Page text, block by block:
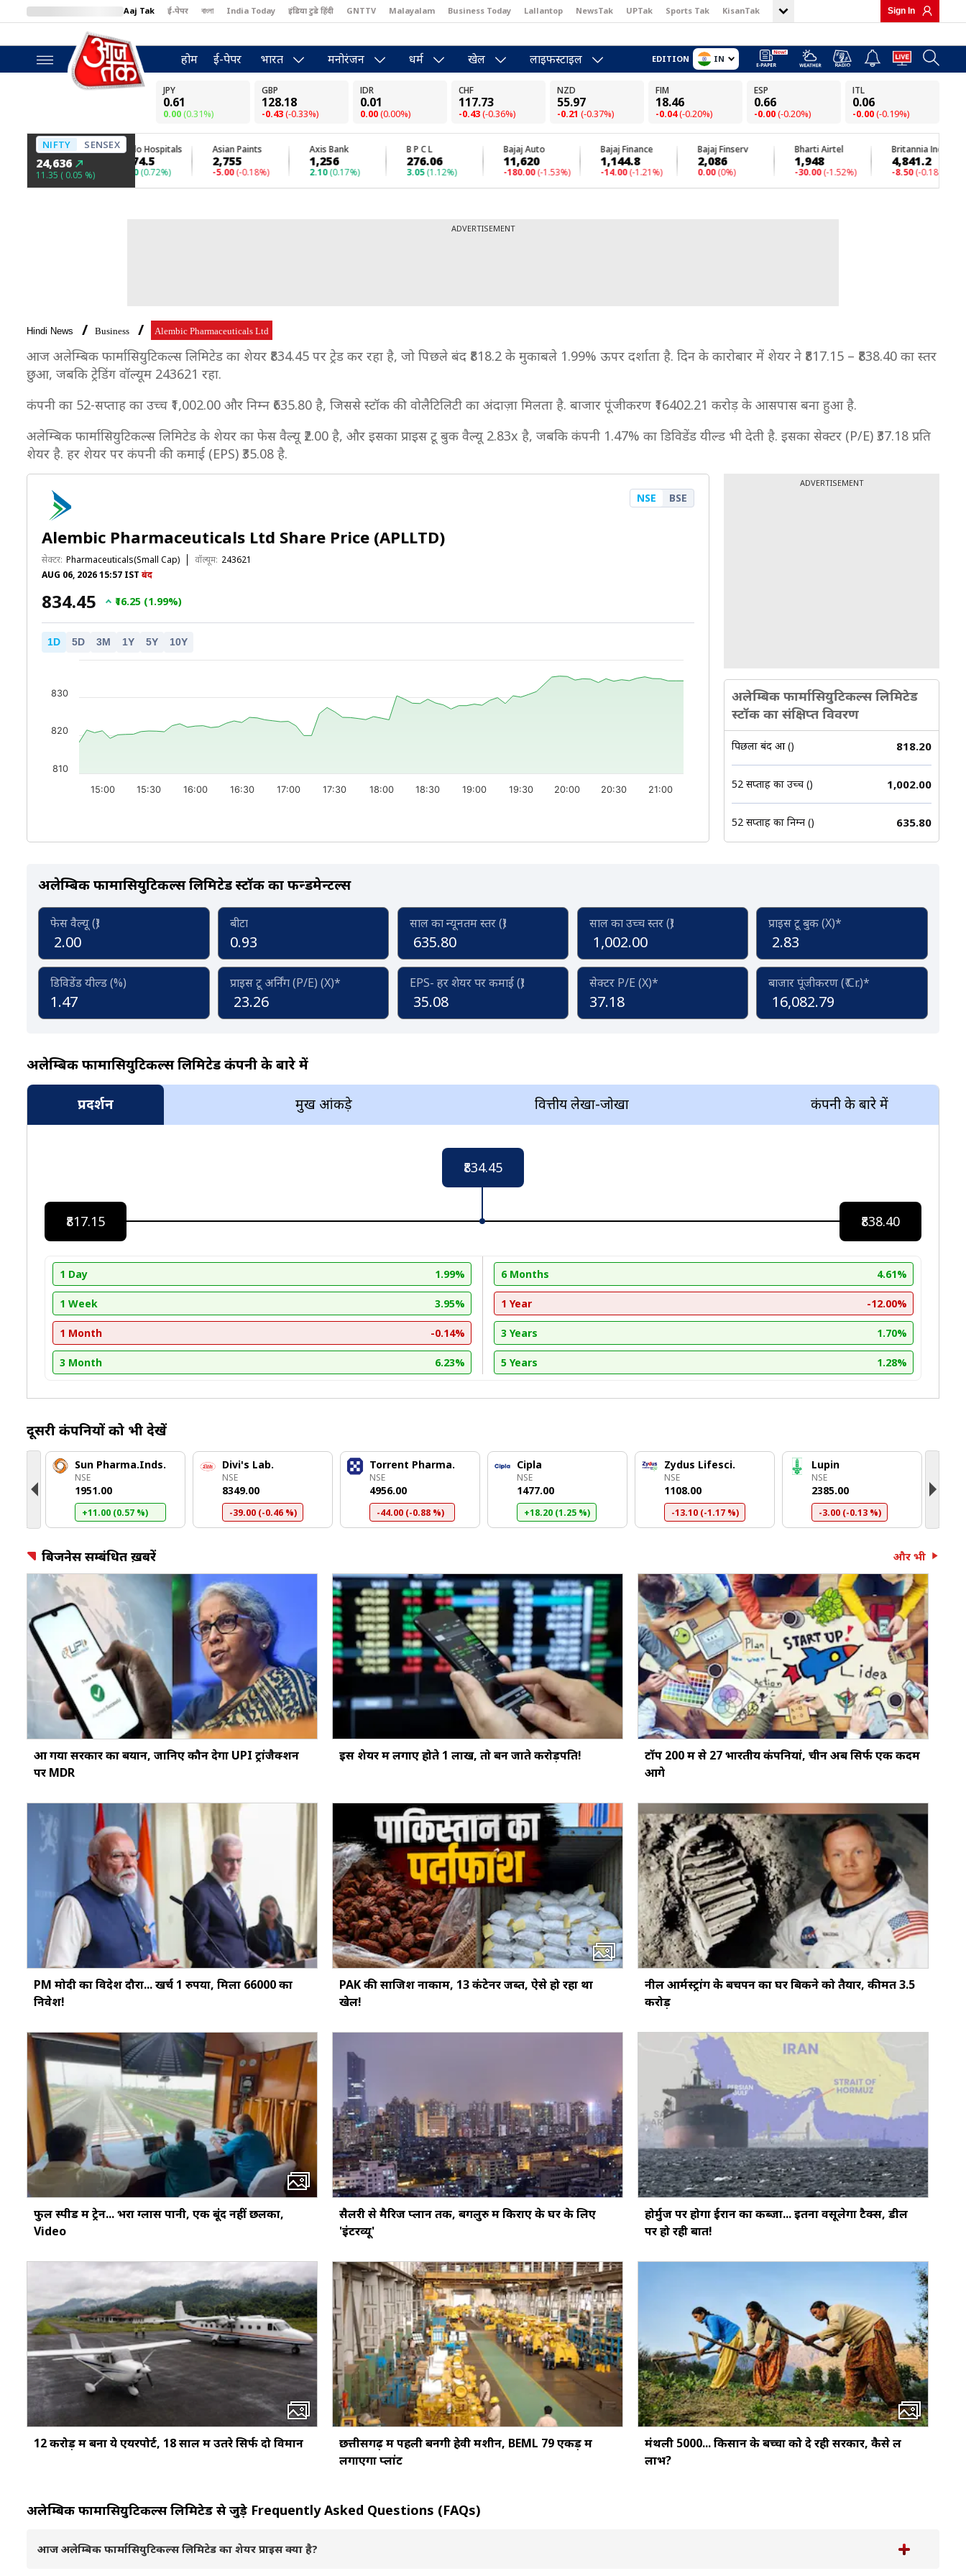
Aaj Tak ई-पेपर বাংলা India Today इंडिया टुडे हिंदी GNTTV Malayalam Business Today Lallantop NewsTak UPTak Sports Tak KisanTak
BT Bazaar
Sign In
होम ई-पेपर भारत मनोरंजन धर्म खेल लाइफस्टाइल EDITION IN
ADVERTISEMENT
Hindi News Business Alembic Pharmaceuticals Ltd
आज अलेम्बिक फार्मासियुटिकल्स लिमिटेड का शेयर ₹834.45 पर ट्रेड कर रहा है, जो पिछले बंद ₹818.2 के मुकाबले 1.99% ऊपर दर्शाता है. दिन के कारोबार में शेयर ने ₹817.15 – ₹838.40 का स्तर
छुआ, जबकि ट्रेडिंग वॉल्यूम 243621 रहा.
कंपनी का 52-सप्ताह का उच्च ₹1,002.00 और निम्न ₹635.80 है, जिससे स्टॉक की वोलैटिलिटी का अंदाज़ा मिलता है. बाजार पूंजीकरण ₹16402.21 करोड़ के आसपास बना हुआ है.
अलेम्बिक फार्मासियुटिकल्स लिमिटेड के शेयर का फेस वैल्यू ₹2.00 है, और इसका प्राइस टू बुक वैल्यू 2.83x है, जबकि कंपनी 1.47% का डिविडेंड यील्ड भी देती है. इसका सेक्टर (P/E) ₹37.18 प्रति
शेयर है. हर शेयर पर कंपनी की कमाई (EPS) ₹35.08 है.
Alembic Pharmaceuticals Ltd Share Price (APLLTD)
सेक्टर: Pharmaceuticals(Small Cap) वॉल्यूम: 243621
AUG 06, 2026 15:57 IST बंद
NSE BSE
₹834.45 ₹16.25 (1.99%)
1D 5D 3M 1Y 5Y 10Y
15:00 15:30 16:00 16:30 17:00 17:30 18:00 18:30 19:00 19:30 20:00 20:30 21:00
810
820
830
ADVERTISEMENT
अलेम्बिक फार्मासियुटिकल्स लिमिटेड
स्टॉक का संक्षिप्त विवरण
पिछला बंद हुआ (₹) 818.20
52 सप्ताह का उच्च (₹) 1,002.00
52 सप्ताह का निम्न (₹) 635.80
अलेम्बिक फार्मासियुटिकल्स लिमिटेड स्टॉक का फन्डमेन्टल्स
फेस वैल्यू (₹)
2.00
बीटा
0.93
साल का न्यूनतम स्तर (₹)
635.80
साल का उच्च स्तर (₹)
1,002.00
प्राइस टू बुक (X)*
2.83
डिविडेंड यील्ड (%)
1.47
प्राइस टू अर्निंग (P/E) (X)*
23.26
EPS- हर शेयर पर कमाई (₹)
35.08
सेक्टर P/E (X)*
37.18
बाजार पूंजीकरण (₹ Cr.)*
16,082.79
अलेम्बिक फार्मासियुटिकल्स लिमिटेड कंपनी के बारे में
प्रदर्शन प्रमुख आंकड़े वित्तीय लेखा-जोखा कंपनी के बारे में
₹834.45
₹817.15 ₹838.40
1 Day 1.99%
1 Week 3.95%
1 Month -0.14%
3 Month 6.23%
6 Months 4.61%
1 Year -12.00%
3 Years 1.70%
5 Years 1.28%
दूसरी कंपनियों को भी देखें
Sun Pharma.Inds.
NSE
₹1951.00
+11.00 (0.57 %)
Divi's Lab.
NSE
₹8349.00
-39.00 (-0.46 %)
Torrent Pharma.
NSE
₹4956.00
-44.00 (-0.88 %)
Cipla
NSE
₹1477.00
+18.20 (1.25 %)
Zydus Lifesci.
NSE
₹1108.00
-13.10 (-1.17 %)
Lupin
NSE
₹2385.00
-3.00 (-0.13 %)
बिजनेस सम्बंधित ख़बरें
आ गया सरकार का बयान, जानिए कौन देगा UPI ट्रांजैक्शन
पर MDR
इस शेयर में लगाए होते ₹1 लाख, तो बन जाते करोड़पति!
टॉप 200 में से 27 भारतीय कंपनियां, चीन अब सिर्फ एक कदम
आगे
PM मोदी का विदेश दौरा... खर्च 1 रुपया, मिला ₹66000 का
निवेश!
PAK की साजिश नाकाम, 13 कंटेनर जब्त, ऐसे हो रहा था
खेल!
नील आर्मस्ट्रांग के बचपन का घर बिकने को तैयार, कीमत 3.5
करोड़
फुल स्पीड में ट्रेन... भरा ग्लास पानी, एक बूंद नहीं छलका,
Video
सैलरी से मैरिज प्लान तक, बेंगलुरु में किराए के घर के लिए
'इंटरव्यू'
होर्मुज पर होगा ईरान का कब्जा... इतना वसूलेगा टैक्स, डील
पर हो रही बात!
12 करोड़ में बना ये एयरपोर्ट, 18 साल में उतरे सिर्फ दो विमान
छत्तीसगढ़ में पहली बनेंगी हेवी मशीनें, BEML 79 एकड़ में
लगाएगा प्लांट
मंथली ₹5000... किसान के बच्‍चों को दे रही सरकार, कैसे लें
लाभ?
और भी
अलेम्बिक फार्मासियुटिकल्स लिमिटेड से जुड़े Frequently Asked Questions (FAQs)
आज अलेम्बिक फार्मासियुटिकल्स लिमिटेड का शेयर प्राइस क्या है?